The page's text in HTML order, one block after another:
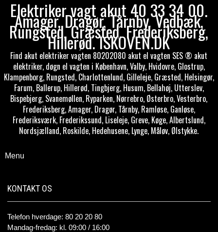
Elektriker vagt akut 40 33 34 00.
Amager, Dragør, Tårnby, Vedbæk,
Rungsted, Græsted, Frederiksberg,
Hillerød. ISKOVEN.DK
Find akut elektriker vagten 80202080 akut el vagten SES ® akut
elektriker, døgn el vagten i København, Valby, Hvidovre, Glostrup,
Klampenborg, Rungsted, Charlottenlund, Gilleleje, Græsted, Helsingør,
Farum, Ballerup, Hillerød, Tingbjerg, Husum, Bellahøj, Utterslev,
Bispebjerg, Svanemøllen, Ryparken, Nørrebro, Østerbro, Vesterbro,
Frederiksberg, Amager, Dragør, Tårnby, Ramløse, Ganløse,
Frederiksværk, Frederikssund, Liseleje, Greve, Køge, Albertslund,
Nordsjælland, Roskilde, Hedehusene, Lynge, Måløv, Ølstykke.
Menu
KONTAKT OS
Telefon hverdage: 80 20 20 80
Mandag-fredag: kl. 09:00 / 16:00